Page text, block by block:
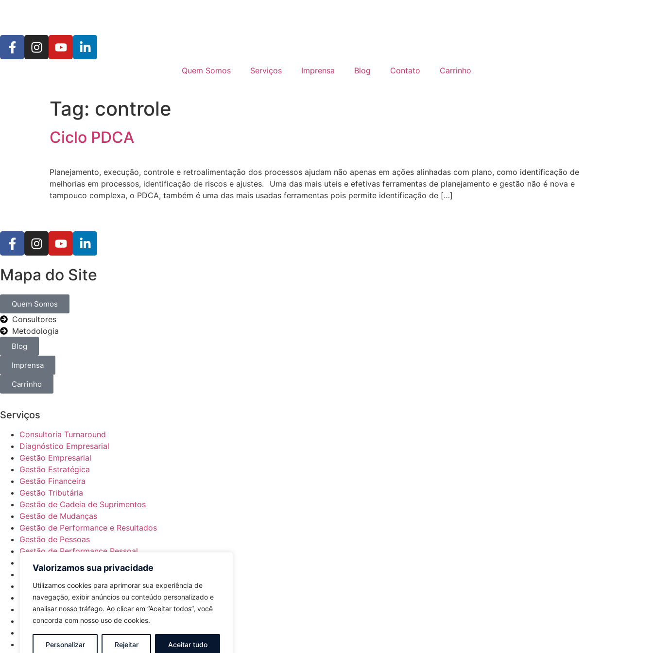
Valorizamos sua privacidade
Utilizamos cookies para aprimorar sua experiência de
navegação, exibir anúncios ou conteúdo personalizado e
analisar nosso tráfego. Ao clicar em “Aceitar todos”, você
concorda com nosso uso de cookies.
Personalizar Rejeitar Aceitar tudo
Quem Somos Serviços Imprensa Blog Contato Carrinho
Tag: controle
Ciclo PDCA
Planejamento, execução, controle e retroalimentação dos processos ajudam não apenas em ações alinhadas com plano, como identificação de
melhorias em processos, identificação de riscos e ajustes.⠀Uma das mais uteis e efetivas ferramentas de planejamento e gestão não é nova e
tampouco complexa, o PDCA, também é uma das mais usadas ferramentas pois permite identificação de […]
Mapa do Site
Quem Somos
Consultores
Metodologia
Blog
Imprensa
Carrinho
Serviços
Consultoria Turnaround
Diagnóstico Empresarial
Gestão Empresarial
Gestão Estratégica
Gestão Financeira
Gestão Tributária
Gestão de Cadeia de Suprimentos
Gestão de Mudanças
Gestão de Performance e Resultados
Gestão de Pessoas
Gestão de Performance Pessoal
Programa de Performance Profissional e Empresarial
Otimização de Processos
Compliance e Governança
Mentoria
Assessment
Business Club
Contato
Sessão Estratégica – Negócio Lucrativo